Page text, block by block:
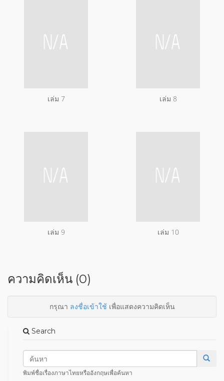
เล่ม 7 เล่ม 8
เล่ม 9 เล่ม 10
ความคิดเห็น (0)
กรุณา ลงชื่อเข้าใช้เพื่อแสดงความคิดเห็น
Search
พิมพ์ชื่อเรื่องภาษาไทยหรืออังกฤษเพื่อค้นหา